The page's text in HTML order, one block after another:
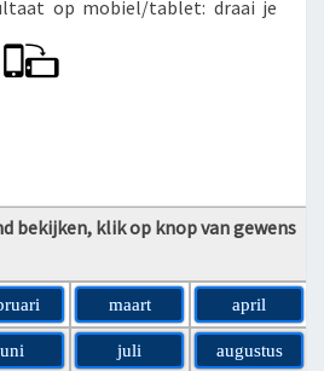
op mobiel/tablet: draai je
bekijken, klik op knop van gewens
maart april
juli augustus